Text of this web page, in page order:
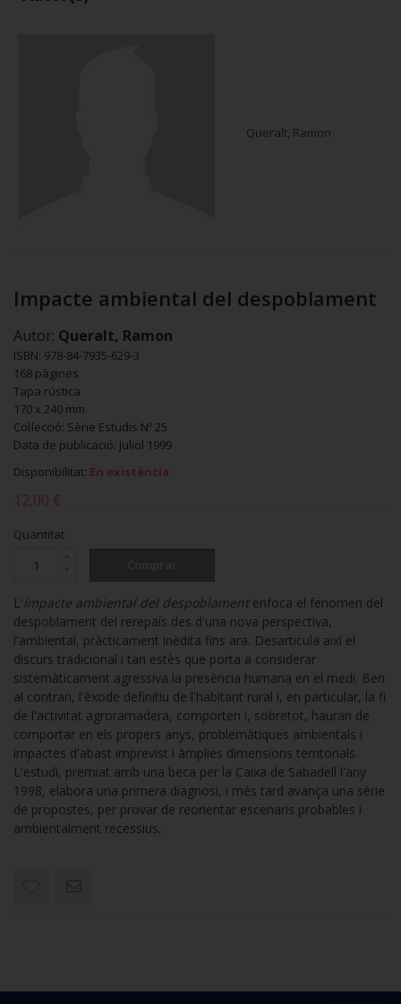
Queralt, Ramon
Impacte ambiental del despoblament
Autor: Queralt, Ramon
ISBN: 978-84-7935-629-3
168 pàgines
Tapa rústica
170 x 240 mm
Col·lecció: Sèrie Estudis Nº 25
Data de publicació: Juliol 1999
Disponibilitat: En existència
12,00 €
Quantitat
L'Impacte ambiental del despoblament enfoca el fenomen del
despoblament del rerepaís des d'una nova perspectiva,
l'ambiental, pràcticament inèdita fins ara. Desarticula així el
discurs tradicional i tan estès que porta a considerar
sistemàticament agressiva la presència humana en el medi. Ben
al contrari, l'èxode definitiu de l'habitant rural i, en particular, la fi
de l'activitat agroramadera, comporten i, sobretot, hauran de
comportar en els propers anys, problemàtiques ambientals i
impactes d'abast imprevist i àmplies dimensions territorials.
L'estudi, premiat amb una beca per la Caixa de Sabadell l'any
1998, elabora una primera diagnosi, i més tard avança una sèrie
de propostes, per provar de reorientar escenaris probables i
ambientalment recessius.